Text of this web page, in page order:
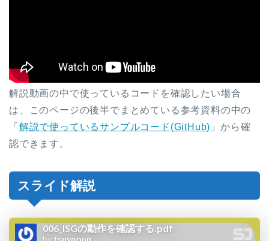
解説動画の中で使っているコードを確認したい場合
は、このページの後半でまとめている参考資料の中の
「 解説で使っているサンプルコード(GitHub) 」から確
認できます。
スライド解説